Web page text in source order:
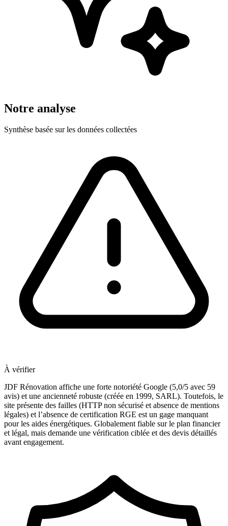
Notre analyse
Synthèse basée sur les données collectées
À vérifier
JDF Rénovation affiche une forte notoriété Google (5,0/5 avec 59
avis) et une ancienneté robuste (créée en 1999, SARL). Toutefois, le
site présente des failles (HTTP non sécurisé et absence de mentions
légales) et l’absence de certification RGE est un gage manquant
pour les aides énergétiques. Globalement fiable sur le plan financier
et légal, mais demande une vérification ciblée et des devis détaillés
avant engagement.